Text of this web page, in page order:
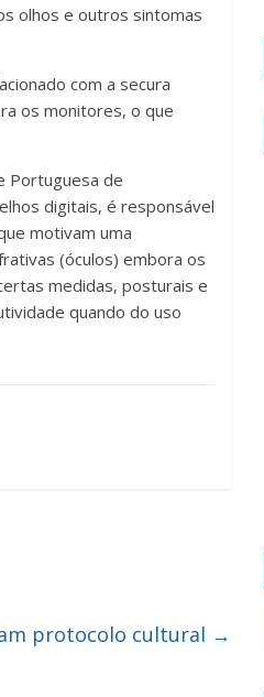
olhos e outros sintomas
com a secura
os monitores, o que
Portuguesa de
digitais, é responsável
motivam uma
(óculos) embora os
medidas, posturais e
quando do uso
protocolo cultural →